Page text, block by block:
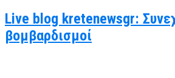
Live blog kretenewsgr:
βομβαρδισμοί